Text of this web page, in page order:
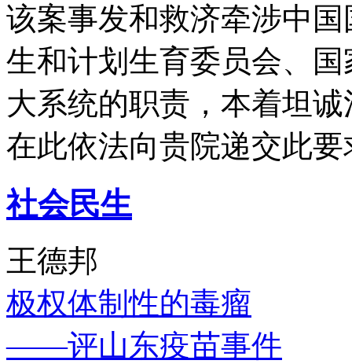
该案事发和救济牵涉中
生和计划生育委员会、
大系统的职责，本着坦
在此依法向贵院递交此要
社会民生
王德邦
极权体制性的毒瘤
——评山东疫苗事件